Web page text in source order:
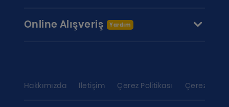
Online Alışveriş Yardım
Hakkımızda İletişim Çerez Politikası Çerez